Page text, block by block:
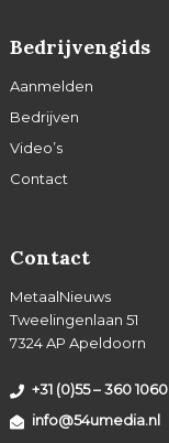
Bedrijvengids
Aanmelden
Bedrijven
Video’s
Contact
Contact
MetaalNieuws
Tweelingenlaan 51
7324 AP Apeldoorn
+31 (0)55 – 360 1060
info@54umedia.nl